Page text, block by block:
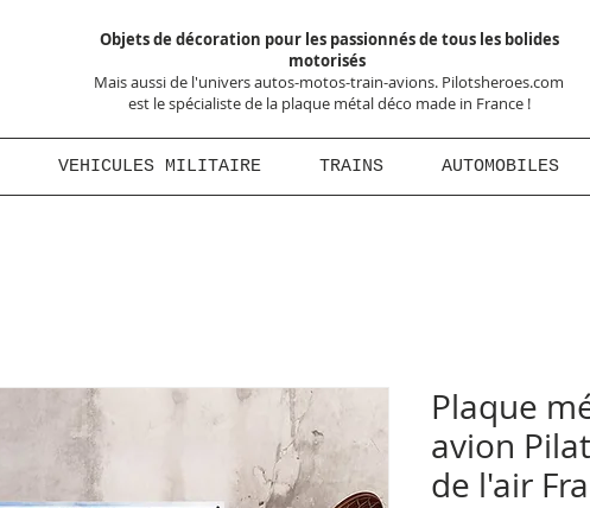
Objets de décoration pour les passionnés de tous les bolides
motorisés
Mais aussi de l'univers autos-motos-train-avions. Pilotsheroes.com
est le spécialiste de la plaque métal déco made in France !
VEHICULES MILITAIRE TRAINS AUTOMOBILES
Plaque
avion
de l'air